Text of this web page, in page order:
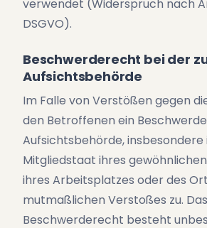
verwendet (Widerspruch nach
DSGVO).
Beschwerderecht bei der
Aufsichtsbehörde
Im Falle von Verstößen gegen
den Betroffenen ein
Aufsichtsbehörde, insbesondere
Mitgliedstaat ihres
ihres Arbeitsplatzes oder des
mutmaßlichen Verstoßes zu. Das
Beschwerderecht besteht